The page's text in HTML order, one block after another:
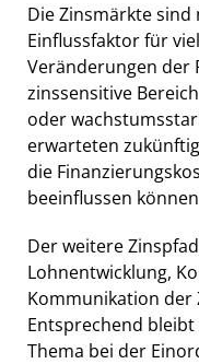
Die Zinsmärkte
Einflussfaktor für
Veränderungen der
zinssensitive
oder
erwarteten
die
beeinflussen
Der weitere
Lohnentwicklung,
Kommunikation der
Entsprechend
Thema bei der